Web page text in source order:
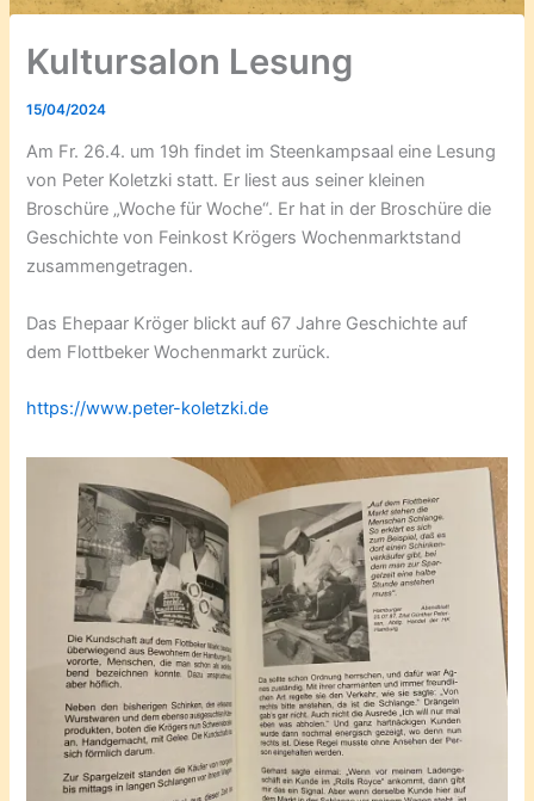
Kultursalon Lesung
15/04/2024
Am Fr. 26.4. um 19h findet im Steenkampsaal eine Lesung
von Peter Koletzki statt. Er liest aus seiner kleinen
Broschüre „Woche für Woche“. Er hat in der Broschüre die
Geschichte von Feinkost Krögers Wochenmarktstand
zusammengetragen.
Das Ehepaar Kröger blickt auf 67 Jahre Geschichte auf
dem Flottbeker Wochenmarkt zurück.
https://www.peter-koletzki.de